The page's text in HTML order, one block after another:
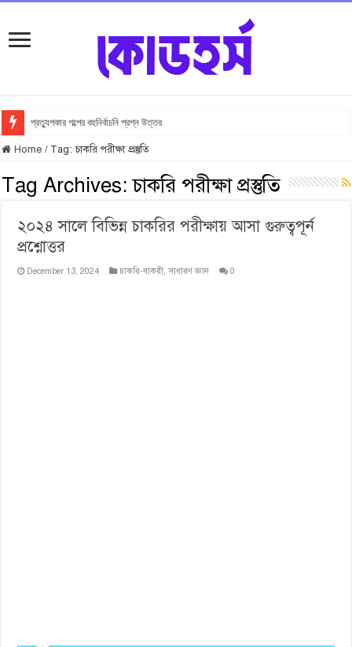
প্রত্যুপকার গল্পের বহুনির্বাচনি প্রশ্ন উত্তর
Home / Tag:চাকরি পরীক্ষা প্রস্তুতি
Tag Archives:চাকরি পরীক্ষা প্রস্তুতি
২০২৪ সালে বিভিন্ন চাকরির পরীক্ষায় আসা গুরুত্বপূর্ন
প্রশ্নোত্তর
December 13, 2024 চাকরি-বাকরী,সাধারণ জ্ঞান 0